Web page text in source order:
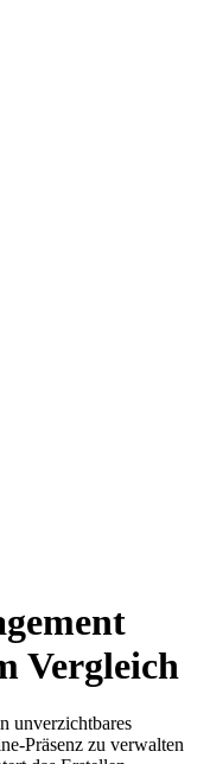
Vergleich
unverzichtbares
Präsenz zu verwalten